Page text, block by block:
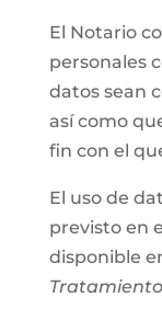
El Notario
personales
datos sean
así como
fin con el
El uso de
previsto en
disponible